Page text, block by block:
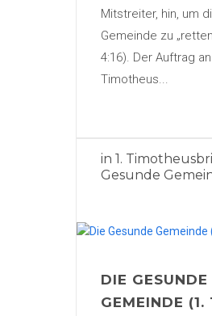
Mitstreiter, hin, um
Gemeinde zu
4:16). Der Auftrag an
Timotheus...
in 1.
Gesunde
DIE GESUNDE
GEMEINDE (1.